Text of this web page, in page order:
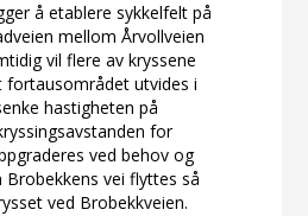
å etablere sykkelfelt på
mellom Årvollveien
vil flere av kryssene
fortausområdet utvides i
hastigheten på
for
ved behov og
vei flyttes så
ved Brobekkveien.